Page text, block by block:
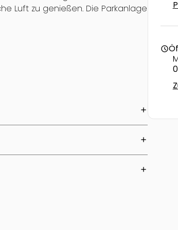
Luft zu genießen. Die Parkanlage
add
add
add
schedule